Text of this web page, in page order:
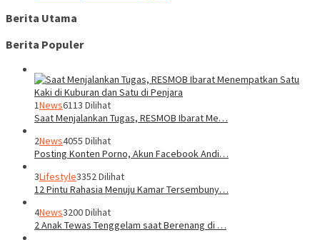
Berita Utama
Berita Populer
1News6113 Dilihat
Saat Menjalankan Tugas, RESMOB Ibarat Me…
2News4055 Dilihat
Posting Konten Porno, Akun Facebook Andi…
3Lifestyle3352 Dilihat
12 Pintu Rahasia Menuju Kamar Tersembuny…
4News3200 Dilihat
2 Anak Tewas Tenggelam saat Berenang di …